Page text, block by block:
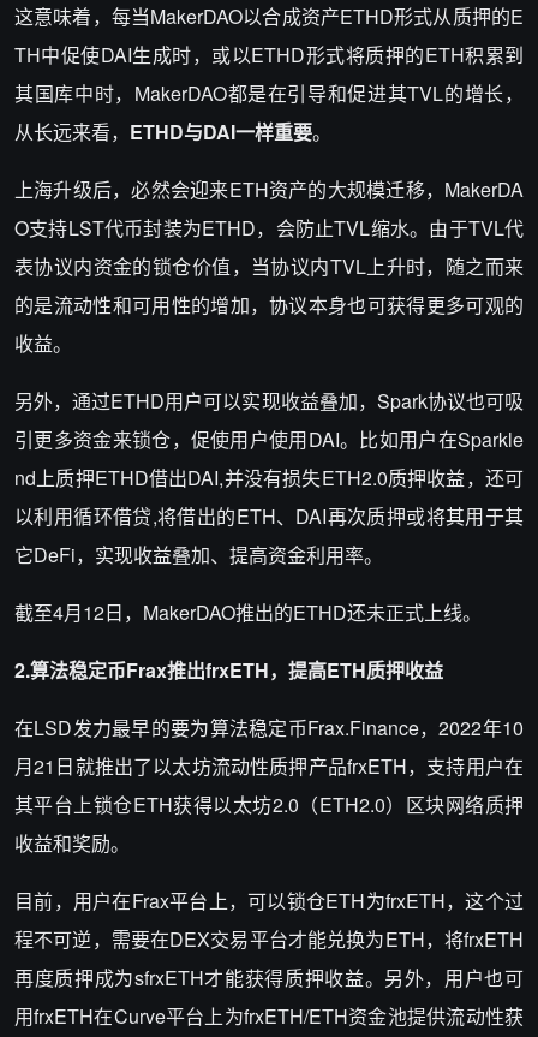
这意味着，每当MakerDAO以合成资产ETHD形式从质押的E
TH中促使DAI生成时，或以ETHD形式将质押的ETH积累到
其国库中时，MakerDAO都是在引导和促进其TVL的增长，
从长远来看， ETHD与DAI一样重要。
上海升级后，必然会迎来ETH资产的大规模迁移，MakerDA
O支持LST代币封装为ETHD，会防止TVL缩水。由于TVL代
表协议内资金的锁仓价值，当协议内TVL上升时，随之而来
的是流动性和可用性的增加，协议本身也可获得更多可观的
收益。
另外，通过ETHD用户可以实现收益叠加，Spark协议也可吸
引更多资金来锁仓，促使用户使用DAI。比如用户在Sparkle
nd上质押ETHD借出DAI,并没有损失ETH2.0质押收益，还可
以利用循环借贷,将借出的ETH、DAI再次质押或将其用于其
它DeFi，实现收益叠加、提高资金利用率。
截至4月12日，MakerDAO推出的ETHD还未正式上线。
2.算法稳定币Frax推出frxETH，提高ETH质押收益
在LSD发力最早的要为算法稳定币Frax.Finance，2022年10
月21日就推出了以太坊流动性质押产品frxETH，支持用户在
其平台上锁仓ETH获得以太坊2.0（ETH2.0）区块网络质押
收益和奖励。
目前，用户在Frax平台上，可以锁仓ETH为frxETH，这个过
程不可逆，需要在DEX交易平台才能兑换为ETH，将frxETH
再度质押成为sfrxETH才能获得质押收益。另外，用户也可
用frxETH在Curve平台上为frxETH/ETH资金池提供流动性获